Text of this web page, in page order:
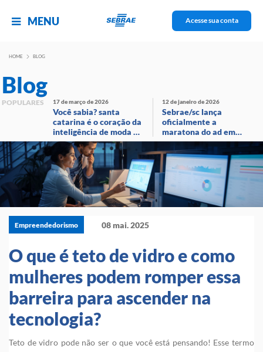
MENU Acesse sua conta
HOME BLOG
Blog
POPULARES 17 de março de 2026
Você sabia? santa
catarina é o coração da
inteligência de moda no
brasil!
12 de janeiro de 2026
Sebrae/sc lança
oficialmente a
maratona do ad em
evento com
transmissão ao vivo
Empreendedorismo 08 mai. 2025
O que é teto de vidro e como
mulheres podem romper essa
barreira para ascender na
tecnologia?
Teto de vidro pode não ser o que você está pensando! Esse termo